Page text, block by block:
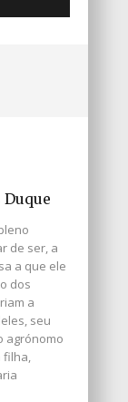
Duque
de ser, a
a que ele
dos
a
seu
agrónomo
filha,